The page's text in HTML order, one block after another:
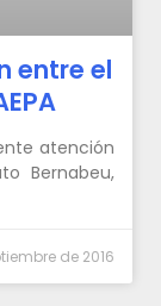
entre el
atención
Bernabeu,
de 2016